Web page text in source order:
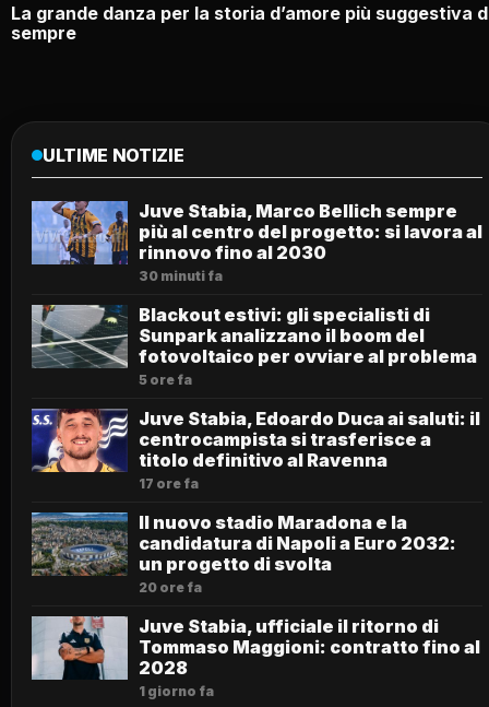
La grande danza per la storia d’amore più suggestiva
sempre
ULTIME NOTIZIE
Juve Stabia, Marco Bellich sempre
più al centro del progetto: si lavora al
rinnovo fino al 2030
30 minuti fa
Blackout estivi: gli specialisti di
Sunpark analizzano il boom del
fotovoltaico per ovviare al problema
5 ore fa
Juve Stabia, Edoardo Duca ai saluti: il
centrocampista si trasferisce a
titolo definitivo al Ravenna
17 ore fa
Il nuovo stadio Maradona e la
candidatura di Napoli a Euro 2032:
un progetto di svolta
20 ore fa
Juve Stabia, ufficiale il ritorno di
Tommaso Maggioni: contratto fino al
2028
1 giorno fa